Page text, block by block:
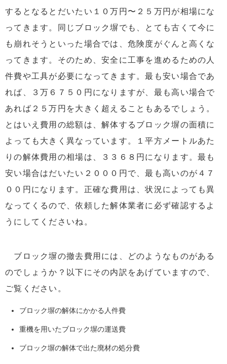
するとなるとだいたい１０万円〜２５万円が相場にな
ってきます。同じブロック塀でも、とても古くて今に
も崩れそうといった場合では、危険度がぐんと高くな
ってきます。そのため、安全に工事を進めるための人
件費や工具が必要になってきます。最も安い場合であ
れば、３万６７５０円になりますが、最も高い場合で
あれば２５万円を大きく超えることもあるでしょう。
とはいえ費用の総額は、解体するブロック塀の面積に
よっても大きく異なっています。１平方メートルあた
りの解体費用の相場は、３３６８円になります。最も
安い場合はだいたい２０００円で、最も高いのが４７
００円になります。正確な費用は、状況によっても異
なってくるので、依頼した解体業者に必ず確認するよ
うにしてくださいね。
ブロック塀の撤去費用には、どのようなものがある
のでしょうか？以下にその内訳をあげていますので、
ご覧ください。
ブロック塀の解体にかかる人件費
重機を用いたブロック塀の運送費
ブロック塀の解体で出た廃材の処分費